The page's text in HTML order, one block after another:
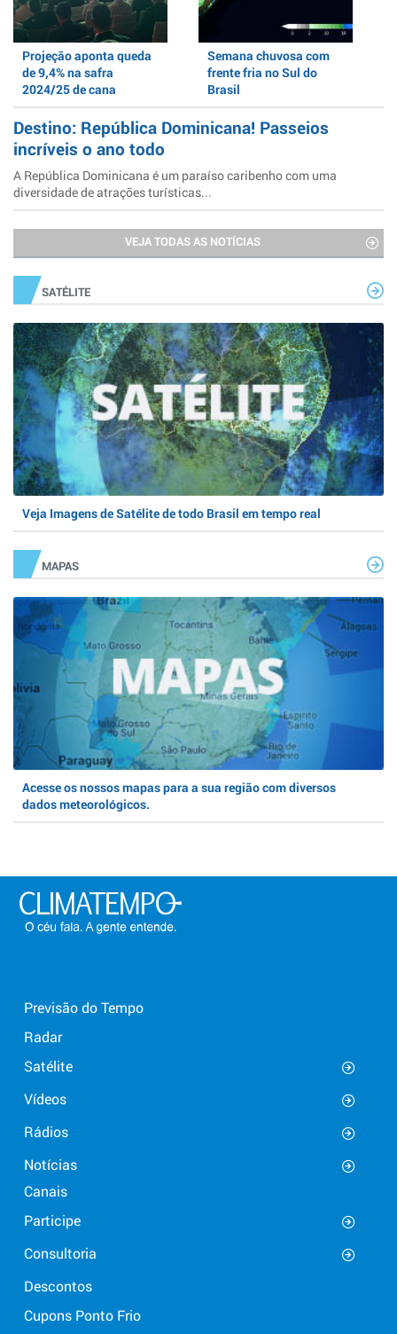
Projeção aponta queda
de 9,4% na safra
2024/25 de cana
Semana chuvosa com
frente fria no Sul do
Brasil
Destino: República Dominicana! Passeios
incríveis o ano todo
A República Dominicana é um paraíso caribenho com uma
diversidade de atrações turísticas...
VEJA TODAS AS NOTÍCIAS
SATÉLITE
Veja Imagens de Satélite de todo Brasil em tempo real
MAPAS
Acesse os nossos mapas para a sua região com diversos
dados meteorológicos.
Previsão do Tempo
Radar
Satélite
Vídeos
Rádios
Notícias
Canais
Participe
Consultoria
Descontos
Cupons Ponto Frio